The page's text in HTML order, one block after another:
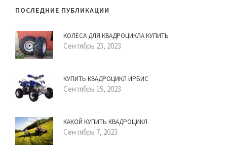
ПОСЛЕДНИЕ ПУБЛИКАЦИИ
КОЛЕСА ДЛЯ КВАДРОЦИКЛА КУПИТЬ
Сентябрь 23, 2023
КУПИТЬ КВАДРОЦИКЛ ИРБИС
Сентябрь 15, 2023
КАКОЙ КУПИТЬ КВАДРОЦИКЛ
Сентябрь 7, 2023